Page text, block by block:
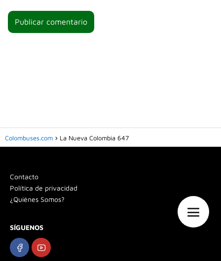
Colombuses.com La Nueva Colombia 647
Contacto
Política de privacidad
¿Quiénes Somos?
SÍGUENOS